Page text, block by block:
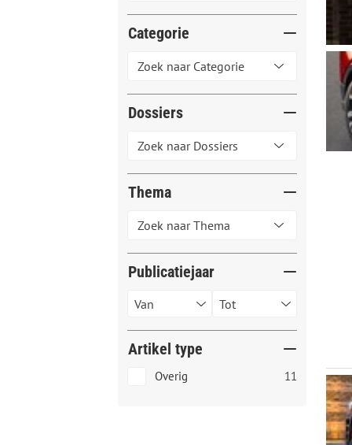
Categorie
Dossiers
Thema
Publicatiejaar
Artikel type
Overig 11